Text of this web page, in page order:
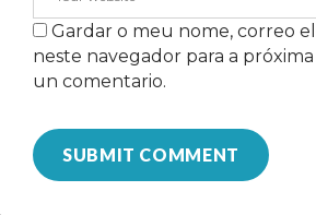
Gardar o meu nome, correo
neste navegador para a
un comentario.